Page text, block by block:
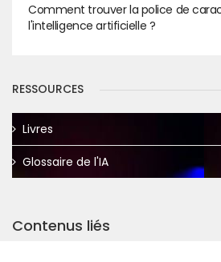
Comment trouver la police de
l'intelligence artificielle ?
RESSOURCES
Livres
Glossaire de l'IA
Contenus liés